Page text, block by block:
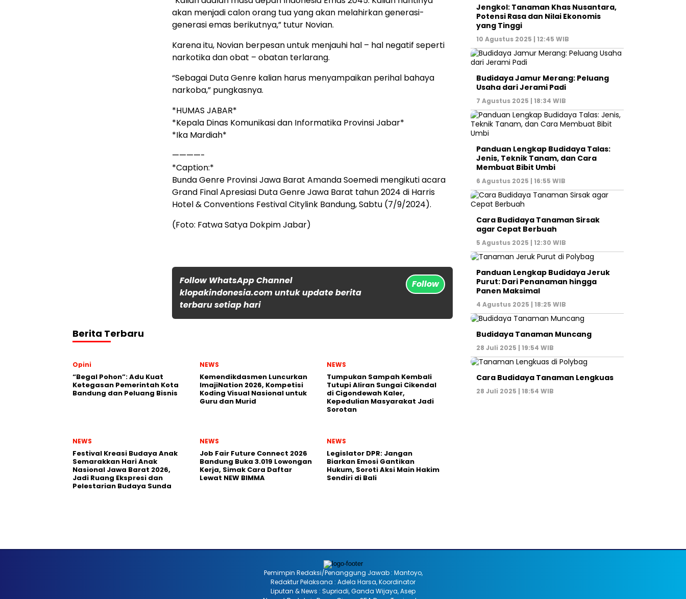
akan menjadi calon orang tua yang akan melahirkan generasi-
generasi emas berikutnya,” tutur Novian.
Karena itu, Novian berpesan untuk menjauhi hal – hal negatif seperti
narkotika dan obat – obatan terlarang.
“Sebagai Duta Genre kalian harus menyampaikan perihal bahaya
narkoba,” pungkasnya.
*HUMAS JABAR*
*Kepala Dinas Komunikasi dan Informatika Provinsi Jabar*
*Ika Mardiah*
————-
*Caption:*
Bunda Genre Provinsi Jawa Barat Amanda Soemedi mengikuti acara
Grand Final Apresiasi Duta Genre Jawa Barat tahun 2024 di Harris
Hotel & Conventions Festival Citylink Bandung, Sabtu (7/9/2024).
(Foto: Fatwa Satya Dokpim Jabar)
Follow WhatsApp Channel
klopakindonesia.com untuk update berita
terbaru setiap hari
Follow
Berita Terbaru
Opini
“Begal Pohon”: Adu Kuat
Ketegasan Pemerintah Kota
Bandung dan Peluang Bisnis
NEWS
Kemendikdasmen Luncurkan
ImajiNation 2026, Kompetisi
Koding Visual Nasional untuk
Guru dan Murid
NEWS
Tumpukan Sampah Kembali
Tutupi Aliran Sungai Cikendal
di Cigondewah Kaler,
Kepedulian Masyarakat Jadi
Sorotan
NEWS
Festival Kreasi Budaya Anak
Semarakkan Hari Anak
Nasional Jawa Barat 2026,
Jadi Ruang Ekspresi dan
Pelestarian Budaya Sunda
NEWS
Job Fair Future Connect 2026
Bandung Buka 3.019 Lowongan
Kerja, Simak Cara Daftar
Lewat NEW BIMMA
NEWS
Legislator DPR: Jangan
Biarkan Emosi Gantikan
Hukum, Soroti Aksi Main Hakim
Sendiri di Bali
Jengkol: Tanaman Khas Nusantara,
Potensi Rasa dan Nilai Ekonomis
yang Tinggi
10 Agustus 2025 | 12:45 WIB
Budidaya Jamur Merang: Peluang
Usaha dari Jerami Padi
7 Agustus 2025 | 18:34 WIB
Panduan Lengkap Budidaya Talas:
Jenis, Teknik Tanam, dan Cara
Membuat Bibit Umbi
6 Agustus 2025 | 16:55 WIB
Cara Budidaya Tanaman Sirsak
agar Cepat Berbuah
5 Agustus 2025 | 12:30 WIB
Panduan Lengkap Budidaya Jeruk
Purut: Dari Penanaman hingga
Panen Maksimal
4 Agustus 2025 | 18:25 WIB
Budidaya Tanaman Muncang
28 Juli 2025 | 19:54 WIB
Cara Budidaya Tanaman Lengkuas
28 Juli 2025 | 18:54 WIB
Pemimpin Redaksi/Penanggung Jawab : Mantoyo,
Redaktur Pelaksana : Adela Harsa, Koordinator
Liputan & News : Supriadi, Ganda Wijaya, Asep